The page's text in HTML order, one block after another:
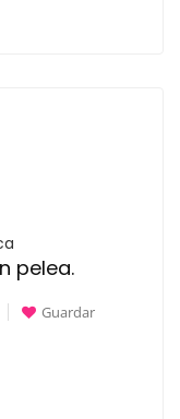
pelea.
Guardar